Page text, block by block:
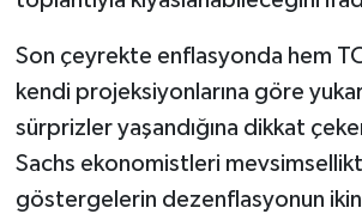
Son çeyrekte enflasyonda hem
kendi projeksiyonlarına göre
sürprizler yaşandığına dikkat
Sachs ekonomistleri
göstergelerin dezenflasyonun